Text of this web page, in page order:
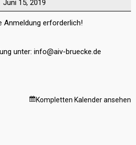
Reintalangerhütte
zur
Zugspitze
(2-
Juni 15, 2019
Anmeldung erforderlich!
unter: info@aiv-bruecke.de
Kompletten Kalender ansehen